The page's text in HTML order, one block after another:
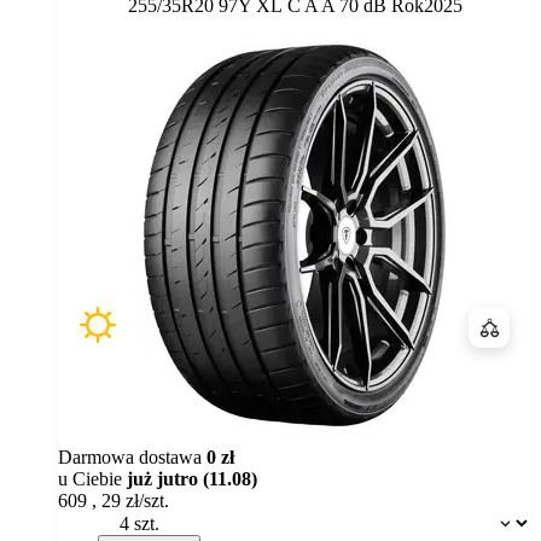
255/35R20 97Y XL Etykieta:
C A A 70 dB Rok2025
Dostępność:
Darmowa dostawa 0 zł
u Ciebie już jutro (11.08)
609 , 29 zł/szt.